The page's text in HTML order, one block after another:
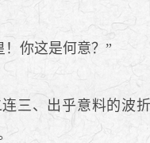
你这是何意？”
三、出乎意料的波